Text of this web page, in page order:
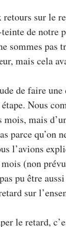
retours sur le
de notre
sommes pas
mais cela
de faire
Nous
mais
parce qu’on
l’avions
(non
pu être
sur
le retard,